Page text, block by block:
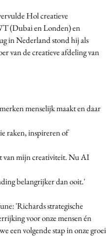
Hol creatieve
(Dubai en Londen) en
in Nederland stond hij als
van de creatieve afdeling van
menselijk maakt en daar
raken, inspireren of
van mijn creativiteit. Nu AI
belangrijker dan ooit.'
'Richards strategische
voor onze mensen én
een volgende stap in onze groei